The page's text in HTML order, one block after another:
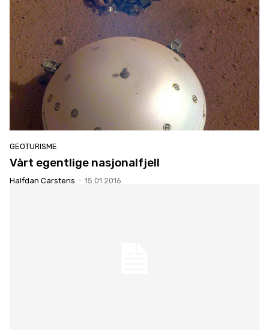
GEOTURISME
Vårt egentlige nasjonalfjell
Halfdan Carstens - 15.01.2016